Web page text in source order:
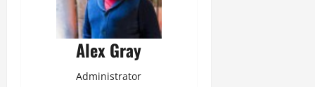
Alex Gray
Administrator